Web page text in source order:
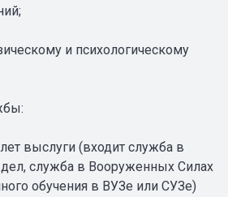
и психологическому
выслуги (входит служба в
дел, служба в Вооруженных Силах
обучения в ВУЗе или СУЗе)